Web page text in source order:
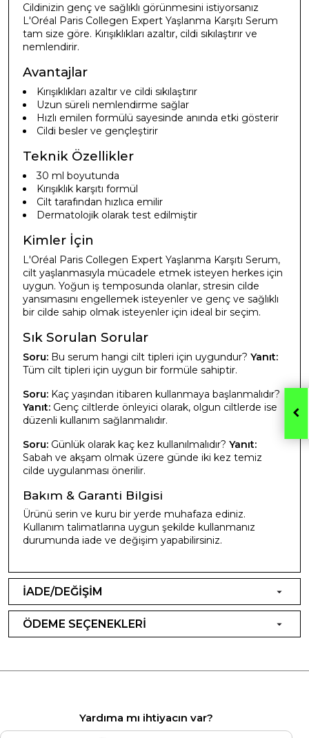
Cildinizin genç ve sağlıklı görünmesini istiyorsanız
L'Oréal Paris Collegen Expert Yaşlanma Karşıtı Serum
tam size göre. Kırışıklıkları azaltır, cildi sıkılaştırır ve
nemlendirir.
Avantajlar
Kırışıklıkları azaltır ve cildi sıkılaştırır
Uzun süreli nemlendirme sağlar
Hızlı emilen formülü sayesinde anında etki gösterir
Cildi besler ve gençleştirir
Teknik Özellikler
30 ml boyutunda
Kırışıklık karşıtı formül
Cilt tarafından hızlıca emilir
Dermatolojik olarak test edilmiştir
Kimler İçin
L'Oréal Paris Collegen Expert Yaşlanma Karşıtı Serum,
cilt yaşlanmasıyla mücadele etmek isteyen herkes için
uygun. Yoğun iş temposunda olanlar, stresin cilde
yansımasını engellemek isteyenler ve genç ve sağlıklı
bir cilde sahip olmak isteyenler için ideal bir seçim.
Sık Sorulan Sorular
Soru: Bu serum hangi cilt tipleri için uygundur? Yanıt:
Tüm cilt tipleri için uygun bir formüle sahiptir.
Soru: Kaç yaşından itibaren kullanmaya başlanmalıdır?
Yanıt: Genç ciltlerde önleyici olarak, olgun ciltlerde ise
düzenli kullanım sağlanmalıdır.
Soru: Günlük olarak kaç kez kullanılmalıdır? Yanıt:
Sabah ve akşam olmak üzere günde iki kez temiz
cilde uygulanması önerilir.
Bakım & Garanti Bilgisi
Ürünü serin ve kuru bir yerde muhafaza ediniz.
Kullanım talimatlarına uygun şekilde kullanmanız
durumunda iade ve değişim yapabilirsiniz.
İADE/DEĞİŞİM
ÖDEME SEÇENEKLERİ
Yardıma mı ihtiyacın var?